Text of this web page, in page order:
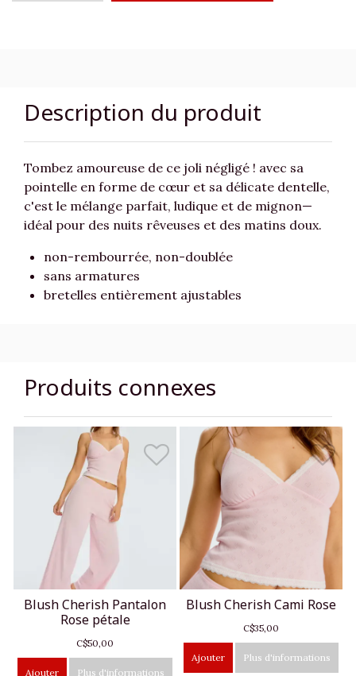
Description du produit
Tombez amoureuse de ce joli négligé ! avec sa
pointelle en forme de cœur et sa délicate dentelle,
c'est le mélange parfait, ludique et de mignon—
idéal pour des nuits rêveuses et des matins doux.
non-rembourrée, non-doublée
sans armatures
bretelles entièrement ajustables
Produits connexes
Blush Cherish Pantalon
Rose pétale
C$50,00
Ajouter Plus d'informations
Blush Cherish Cami Rose
C$35,00
Ajouter Plus d'informations